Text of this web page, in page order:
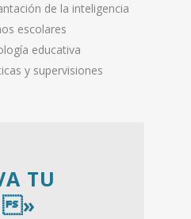
de la inteligencia
escolares
educativa
y supervisiones
TU
»